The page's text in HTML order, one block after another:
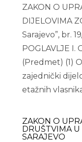
ZAKON O
DIJELOVIMA
Sarajevo”, br.
POGLAVLJE I.
(Predmet) (1)
zajednički
etažnih
ZAKON O
DRUŠTVIMA
SARAJEVO